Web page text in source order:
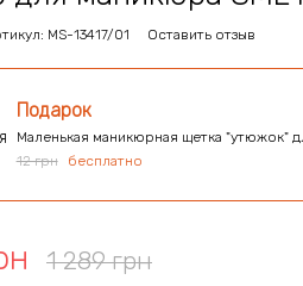
MS-13417/01 Оставить отзыв
Подарок
Маленькая маникюрная щетка "утюжок"
12 грн
бесплатно
1 289 грн